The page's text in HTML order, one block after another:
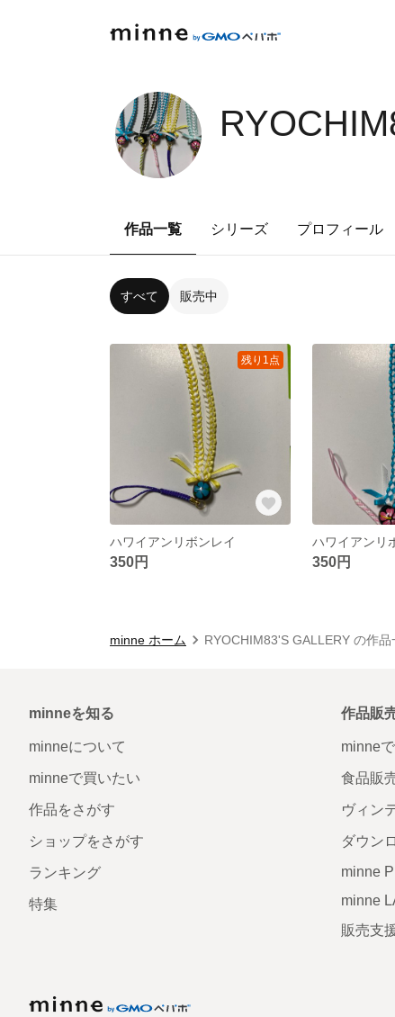
作品一覧 シリーズ プロフィール
すべて 販売中
残り1点
ハワイアンリボンレイ
350円
ハワイアンリ
350円
minne ホーム RYOCHIM83'S GALLERY の作品
minneを知る
minneについて
minneで買いたい
作品をさがす
ショップをさがす
ランキング
特集
作品販
minne
食品販
ヴィン
ダウン
minne
minne
販売支